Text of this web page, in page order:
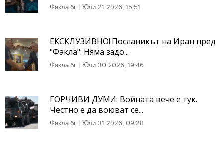
Факла.бг | Юли 21 2026, 15:51
ЕКСКЛУЗИВНО! Посланикът на Иран пред
"Факла": Няма задо...
Факла.бг | Юли 30 2026, 19:46
ГОРЧИВИ ДУМИ: Войната вече е тук.
Честно е да воюват се...
Факла.бг | Юли 31 2026, 09:28